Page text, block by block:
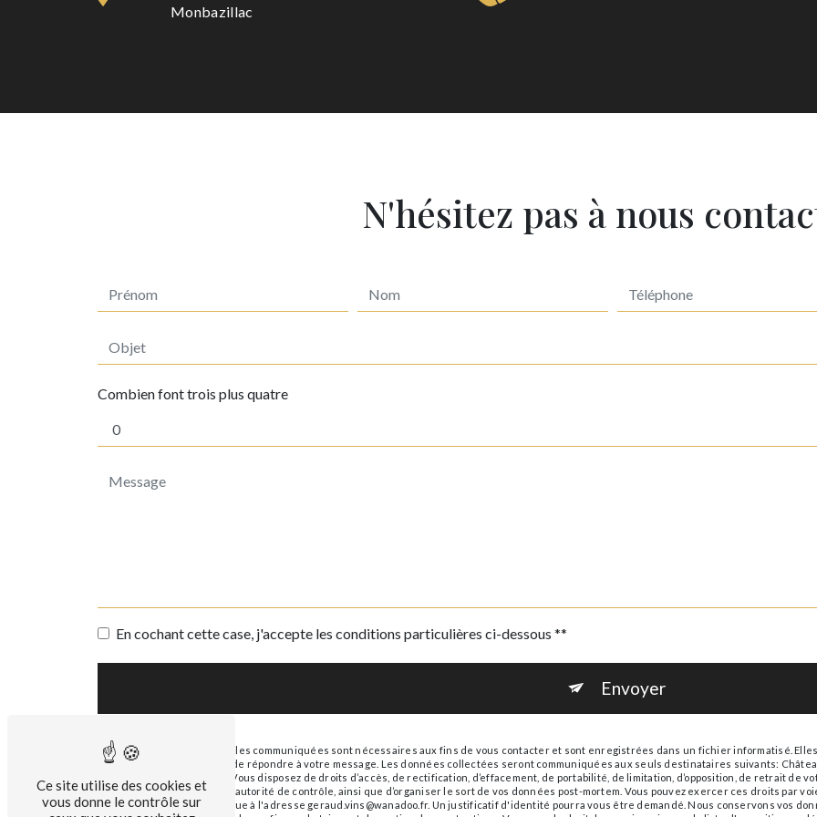
Monbazillac
N'hésitez pas à nous
Combien font trois plus quatre
En cochant cette case, j'accepte les conditions particulières ci-dessous **
Envoyer
** Les données personnelles communiquées sont nécessaires aux fins de vous contacter et sont enregistrées dans un fichier informatisé.
traitants dans le seul but de répondre à votre message. Les données collectées seront communiquées aux seuls destinataires suivants:
geraud.vins@wanadoo.fr. Vous disposez de droits d’accès, de rectification, d’effacement, de portabilité, de limitation, d’opposition, de retrait
réclamation auprès d’une autorité de contrôle, ainsi que d’organiser le sort de vos données post-mortem. Vous pouvez exercer ces droits par
ou par courrier électronique à l'adresse geraud.vins@wanadoo.fr. Un justificatif d'identité pourra vous être demandé. Nous conservons vos
Ce site utilise des cookies et
vous donne le contrôle sur